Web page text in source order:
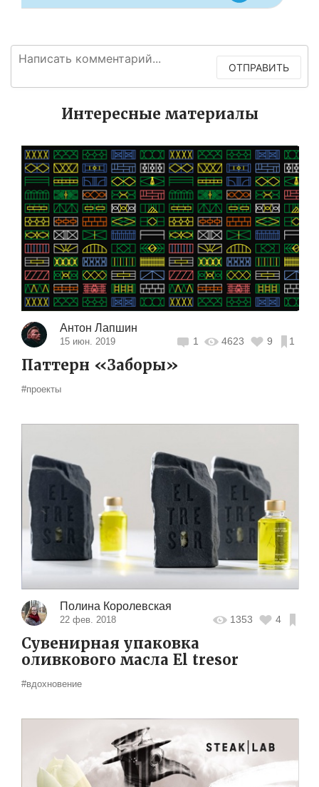
ОТПРАВИТЬ
Интересные материалы
Антон Лапшин
15 июн. 2019 1 4623 9 1
Паттерн «‎Заборы»
#проекты
Полина Королевская
22 фев. 2018 1353 4
Сувенирная упаковка
оливкового масла El tresor
#вдохновение